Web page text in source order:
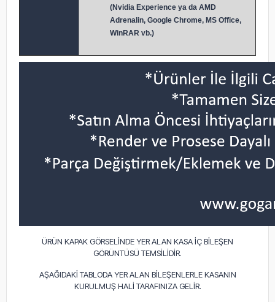
(Nvidia Experience ya da AMD
Adrenalin, Google Chrome, MS Office,
WinRAR vb.)
ÜRÜN KAPAK GÖRSELİNDE YER ALAN KASA İÇ BİLEŞEN
GÖRÜNTÜSÜ TEMSİLİDİR.
AŞAĞIDAKİ TABLODA YER ALAN BİLEŞENLERLE KASANIN
KURULMUŞ HALİ TARAFINIZA GELİR.